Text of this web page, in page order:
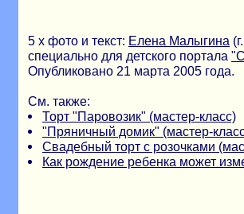
5 х фото и текст: Елена Малыгина
специально для детского портала
Опубликовано 21 марта 2005 года.
См. также:
Торт "Паровозик" (мастер-класс)
"Пряничный домик" (мастер-
Свадебный торт с розочками
Как рождение ребенка может